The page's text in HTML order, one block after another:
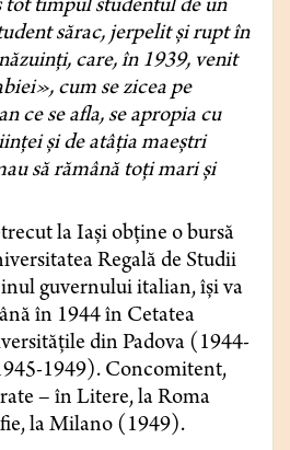
tot timpul studentul de un
sărac, jerpelit şi rupt în
care, în 1939, venit
cum se zicea pe
ce se afla, se apropia cu
şi de atâţia maeştri
să rămână toţi mari şi
la Iaşi obţine o bursă
Regală de Studii
guvernului italian, îşi va
în 1944 în Cetatea
din Padova (1944-
1949). Concomitent,
– în Litere, la Roma
la Milano (1949).